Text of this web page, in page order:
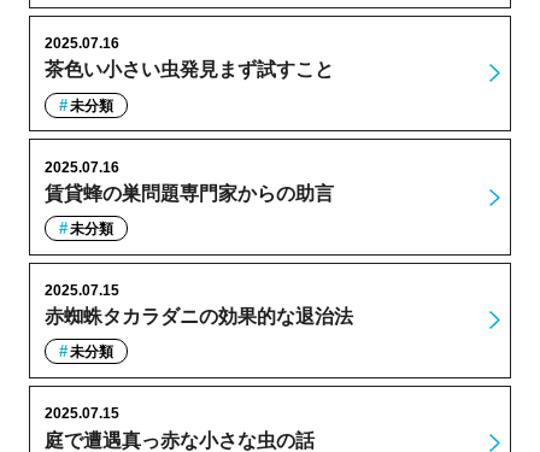
茶色い小さい虫発見まず試すこと
2025.07.16
未分類
賃貸蜂の巣問題専門家からの助言
2025.07.16
未分類
赤蜘蛛タカラダニの効果的な退治法
2025.07.15
未分類
庭で遭遇真っ赤な小さな虫の話
2025.07.15